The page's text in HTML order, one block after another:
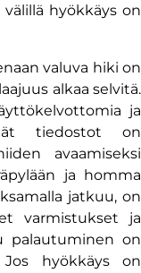
hyökkäys on
valuva hiki on
alkaa selvitä.
ja
tiedostot on
avaamiseksi
ja homma
jatkuu, on
varmistukset ja
palautuminen on
hyökkäys on